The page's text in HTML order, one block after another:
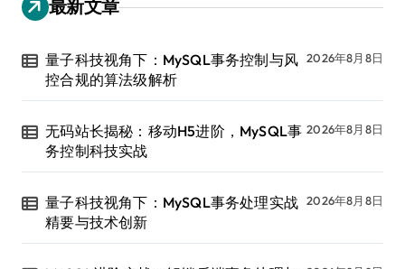
最新文章
量子科技视角下：MySQL事务控制与风
控合规的算法级解析
2026年8月8日
无码站长揭秘：移动H5进阶，MySQL事
务控制科技实战
2026年8月8日
量子科技视角下：MySQL事务处理实战
精要与技术创新
2026年8月8日